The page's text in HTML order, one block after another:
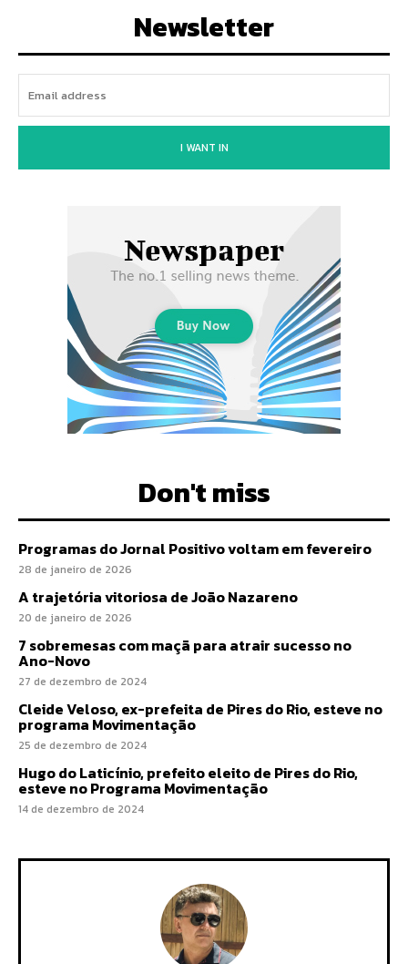
Newsletter
I WANT IN
Don't miss
Programas do Jornal Positivo voltam em fevereiro
28 de janeiro de 2026
A trajetória vitoriosa de João Nazareno
20 de janeiro de 2026
7 sobremesas com maçã para atrair sucesso no
Ano-Novo
27 de dezembro de 2024
Cleide Veloso, ex-prefeita de Pires do Rio, esteve no
programa Movimentação
25 de dezembro de 2024
Hugo do Laticínio, prefeito eleito de Pires do Rio,
esteve no Programa Movimentação
14 de dezembro de 2024